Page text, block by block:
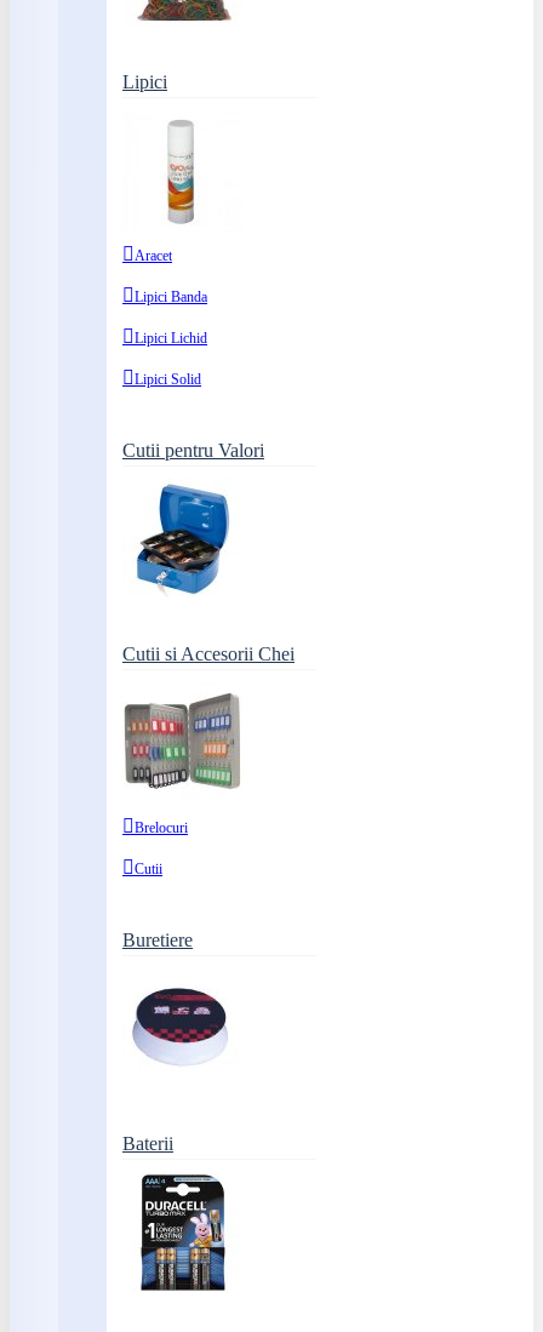
Lipici
Aracet
Lipici Banda
Lipici Lichid
Lipici Solid
Cutii pentru Valori
Cutii si Accesorii Chei
Brelocuri
Cutii
Buretiere
Baterii